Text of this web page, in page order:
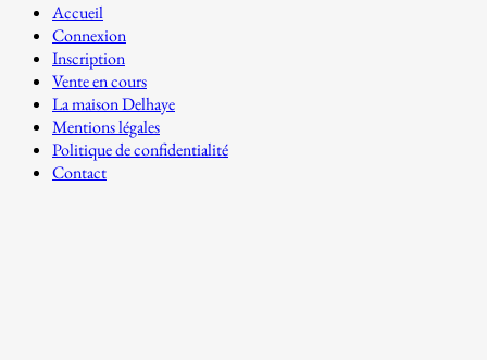
Accueil
Connexion
Inscription
Vente en cours
La maison Delhaye
Mentions légales
Politique de confidentialité
Contact